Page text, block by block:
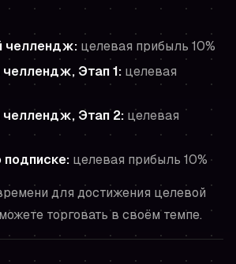
челлендж: целевая прибыль 10%
Этап 1: целевая
челлендж, Этап 2: целевая
целевая прибыль 10%
для достижения целевой
торговать в своём темпе.